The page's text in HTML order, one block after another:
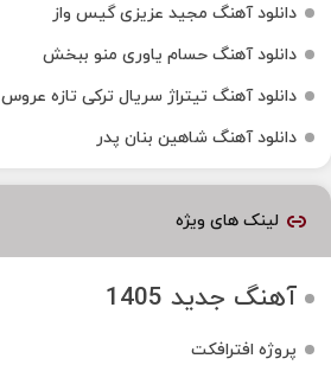
دانلود آهنگ مجید عزیزی گیس واز
دانلود آهنگ حسام یاوری منو ببخش
دانلود آهنگ تیتراژ سریال ترکی تازه عروس
دانلود آهنگ شاهین بنان پدر
لینک های ویژه
آهنگ جدید 1405
پروژه افترافکت